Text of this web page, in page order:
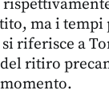
ma i tempi
riferisce a
ritiro